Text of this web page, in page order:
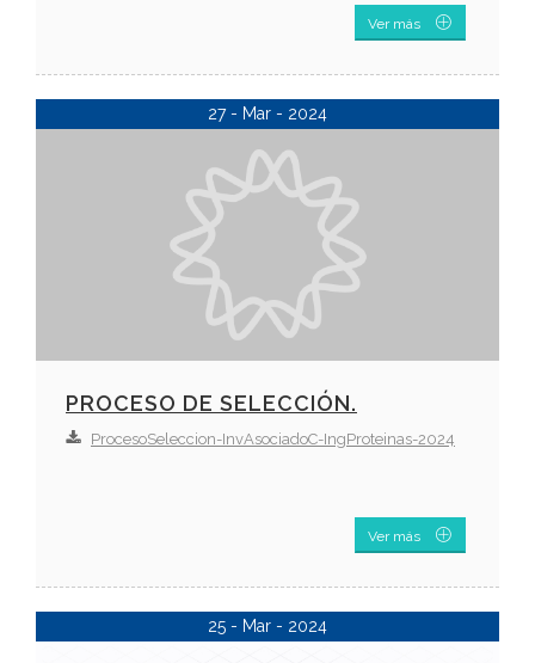
Ver más
27 - Mar - 2024
PROCESO DE SELECCIÓN.
ProcesoSeleccion-InvAsociadoC-IngProteinas-2024
Ver más
25 - Mar - 2024